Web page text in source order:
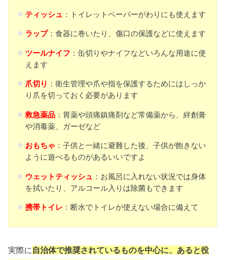
ティッシュ ：トイレットペーパーがわりにも使えます
ラップ：食器に巻いたり、傷口の保護などに使えます
ツールナイフ ：缶切りやナイフなどいろんな用途に使
えます
爪切り ：衛生管理や爪や指を保護するためにはしっか
り爪を切っておく必要があります
救急薬品：胃薬や頭痛鎮痛剤など常備薬から、絆創膏
や消毒薬、ガーゼなど
おもちゃ ：子供と一緒に避難した後、子供が飽きない
ように遊べるものがあるいいですよ
ウェットティッシュ ：お風呂に入れない状況では身体
を拭いたり、アルコール入りは除菌もできます
携帯トイレ ：断水でトイレが使えない場合に備えて
実際に 自治体で推奨されているものを中心に、あると役